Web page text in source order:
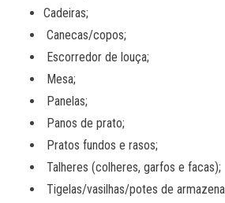
Cadeiras;
Canecas/copos;
Escorredor de louça;
Mesa;
Panelas;
Panos de prato;
Pratos fundos e rasos;
Talheres (colheres, garfos e facas);
Tigelas/vasilhas/potes de